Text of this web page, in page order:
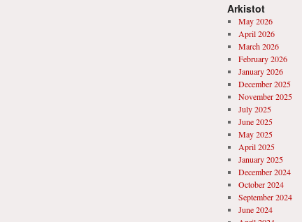
Arkistot
May 2026
April 2026
March 2026
February 2026
January 2026
December 2025
November 2025
July 2025
June 2025
May 2025
April 2025
January 2025
December 2024
October 2024
September 2024
June 2024